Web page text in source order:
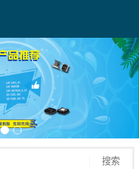
搜索